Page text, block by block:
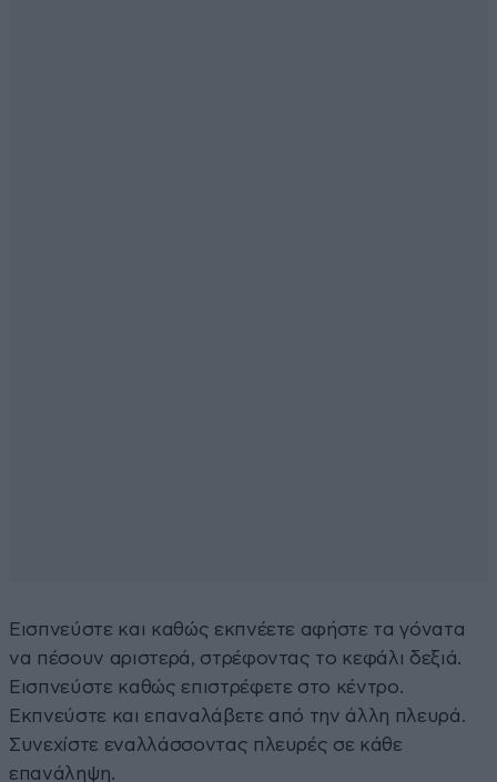
Εισπνεύστε και καθώς εκπνέετε αφήστε τα γόνατα
να πέσουν αριστερά, στρέφοντας το κεφάλι δεξιά.
Εισπνεύστε καθώς επιστρέφετε στο κέντρο.
Εκπνεύστε και επαναλάβετε από την άλλη πλευρά.
Συνεχίστε εναλλάσσοντας πλευρές σε κάθε
επανάληψη.